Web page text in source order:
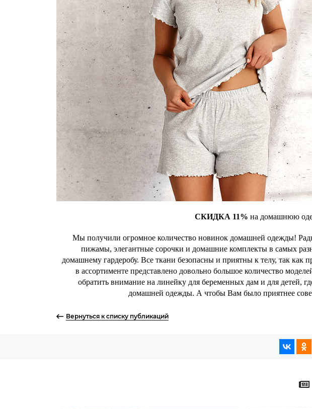
СКИДКА 11% на домашнюю
Мы получили огромное количество новинок домашней одежды!
пижамы, элегантные сорочки и домашние комплекты в самых
домашнему гардеробу. Все ткани безопасны и приятны к телу, так как
в ассортименте представлено довольно большое количество
обратить внимание на линейку для беременных дам и для детей,
домашней одежды. А чтобы Вам было приятнее
Вернуться к списку публикаций